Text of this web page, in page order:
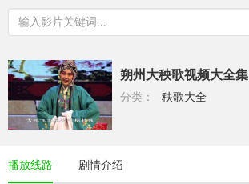
朔州大秧歌视频大全集
分类： 秧歌大全
播放线路 剧情介绍